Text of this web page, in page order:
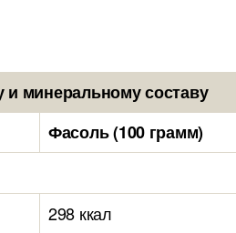
и минеральному составу
Фасоль (100 грамм)
298 ккал